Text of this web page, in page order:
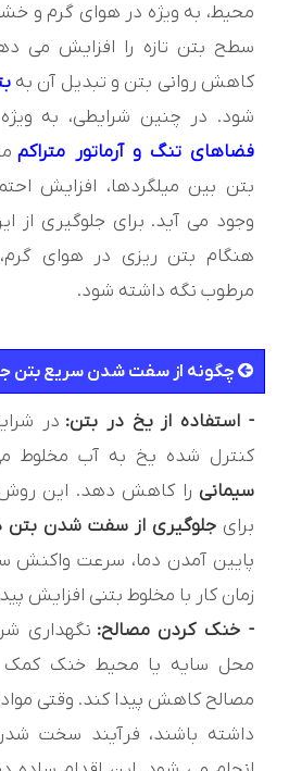
محیط، به‌ ویژه در هوای گرم و
سطح بتن تازه را افزایش می‌
کاهش روانی بتن و تبدیل آن به
شود. در چنین شرایطی، به
فضاهای تنگ و آرماتور متراکم
بتن بین میلگردها، افزایش
وجود می‌ آید. برای جلوگیری از
هنگام بتن‌ ریزی در هوای
مرطوب نگه داشته شود.
چگونه از سفت شدن سریع بتن
- استفاده از یخ در بتن: در
کنترل شده یخ به آب مخلوط
سیمانی را کاهش دهد. این روش
برای جلوگیری از سفت شدن بتن
پایین آمدن دما، سرعت واکنش
زمان کار با مخلوط بتنی افزایش
- خنک کردن مصالح: نگهداری
محل سایه یا محیط خنک کمک
مصالح کاهش پیدا کند. وقتی مواد
داشته باشند، فرآیند سخت